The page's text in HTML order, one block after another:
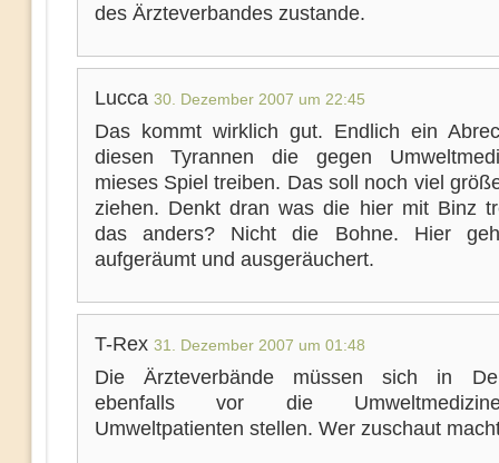
des Ärzteverbandes zustande.
Lucca 30. Dezember 2007 um 22:45
Das kommt wirklich gut. Endlich ein
diesen Tyrannen die gegen
mieses Spiel treiben. Das soll noch viel
ziehen. Denkt dran was die hier mit Binz
das anders? Nicht die Bohne. Hier
aufgeräumt und ausgeräuchert.
T-Rex 31. Dezember 2007 um 01:48
Die Ärzteverbände müssen sich in
ebenfalls vor die
Umweltpatienten stellen. Wer zuschaut